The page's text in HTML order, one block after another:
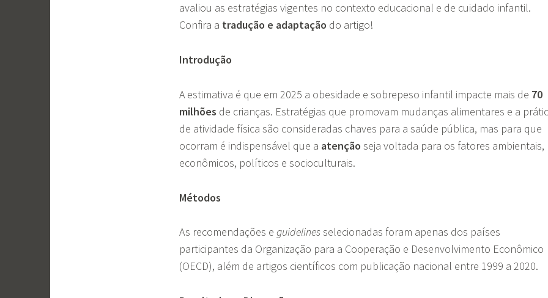
avaliou as estratégias vigentes no contexto educacional e de cuidado infantil.
Confira a tradução e adaptação do artigo!
Introdução
A estimativa é que em 2025 a obesidade e sobrepeso infantil impacte mais de 70
milhões de crianças. Estratégias que promovam mudanças alimentares e a
de atividade física são consideradas chaves para a saúde pública, mas para que
ocorram é indispensável que a atenção seja voltada para os fatores ambientais,
econômicos, políticos e socioculturais.
Métodos
As recomendações e guidelinesselecionadas foram apenas dos países
participantes da Organização para a Cooperação e Desenvolvimento Econômico
(OECD), além de artigos científicos com publicação nacional entre 1999 a 2020.